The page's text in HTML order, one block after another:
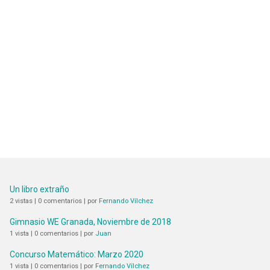
Un libro extraño
2 vistas 0 comentarios por Fernando Vílchez
Gimnasio WE Granada, Noviembre de 2018
1 vista 0 comentarios por Juan
Concurso Matemático: Marzo 2020
1 vista 0 comentarios por Fernando Vílchez